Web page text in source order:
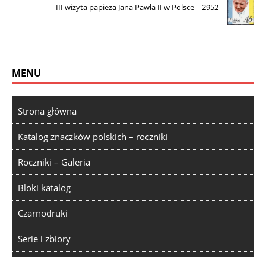
III wizyta papieża Jana Pawła II w Polsce – 2952
MENU
Strona główna
Katalog znaczków polskich – roczniki
Roczniki – Galeria
Bloki katalog
Czarnodruki
Serie i zbiory